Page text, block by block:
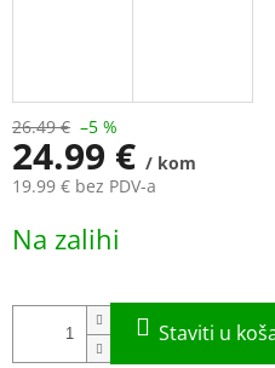
26.49 € –5 %
24.99 € / kom
19.99 € bez PDV-a
price:
Na zalihi